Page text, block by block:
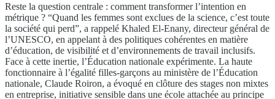
Reste la question centrale : comment transformer l’intention en
métrique ? “Quand les femmes sont exclues de la science, c’est toute
la société qui perd”, a rappelé Khaled El-Enany, directeur général de
l’UNESCO, en appelant à des politiques cohérentes en matière
d’éducation, de visibilité et d’environnements de travail inclusifs.
Face à cette inertie, l’Éducation nationale expérimente. La haute
fonctionnaire à l’égalité filles-garçons au ministère de l’Éducation
nationale, Claude Roiron, a évoqué en clôture des stages non mixtes
en entreprise, initiative sensible dans une école attachée au principe